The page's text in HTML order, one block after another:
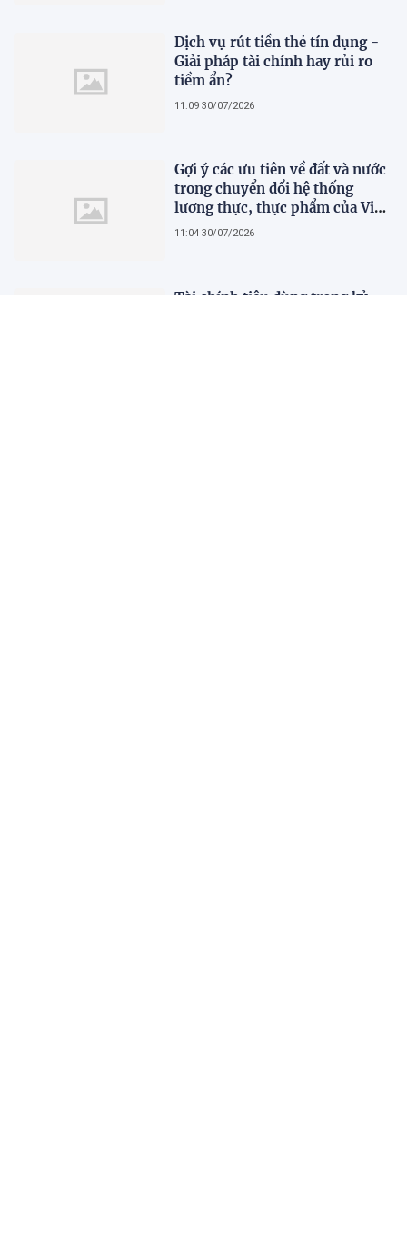
Dịch vụ rút tiền thẻ tín dụng -
Giải pháp tài chính hay rủi ro
tiềm ẩn?
11:09 30/07/2026
Gợi ý các ưu tiên về đất và nước
trong chuyển đổi hệ thống
lương thực, thực phẩm của Việt
Nam theo FAO Roadmap
11:04 30/07/2026
Tài chính tiêu dùng trong kỷ